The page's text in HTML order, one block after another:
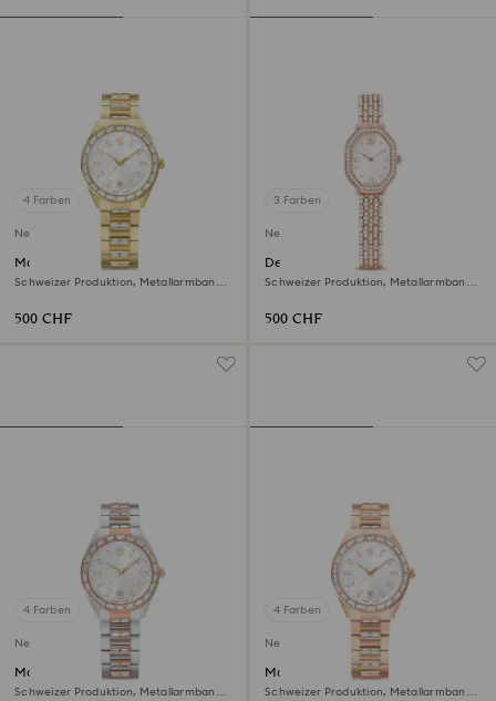
4 Farben
Neu
Matrix date Uhr
Schweizer Produktion, Metallarmband,
500 CHF
3 Farben
Neu
Dextera octagon Uhr
Schweizer Produktion, Metallarmband,
500 CHF
4 Farben
Neu
Matrix date Uhr
Schweizer Produktion, Metallarmband,
4 Farben
Neu
Matrix date Uhr
Schweizer Produktion, Metallarmband,